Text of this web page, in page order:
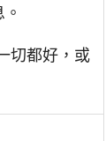
切都好，或